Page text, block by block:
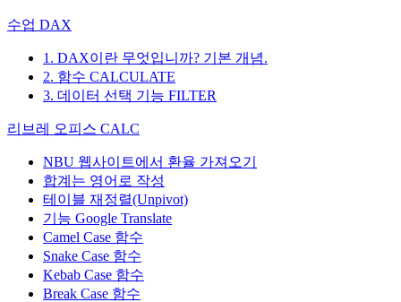
수업 DAX
1. DAX이란 무엇입니까? 기본 개념.
2. 함수 CALCULATE
3. 데이터 선택 기능 FILTER
리브레 오피스 CALC
NBU 웹사이트에서 환율 가져오기
합계는 영어로 작성
테이블 재정렬(Unpivot)
기능 Google Translate
Camel Case 함수
Snake Case 함수
Kebab Case 함수
Break Case 함수